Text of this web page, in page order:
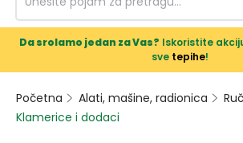
Da srolamo jedan za Vas? Iskoristite
sve tepihe!
Početna Alati, mašine, radionica
Klamerice i dodaci